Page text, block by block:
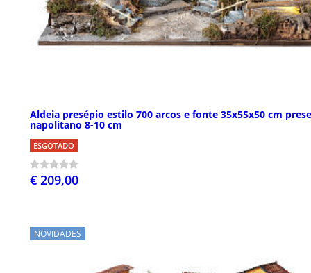
Aldeia presépio estilo 700 arcos e fonte 35x55x50 cm
napolitano 8-10 cm
ESGOTADO
€ 209,00
NOVIDADES